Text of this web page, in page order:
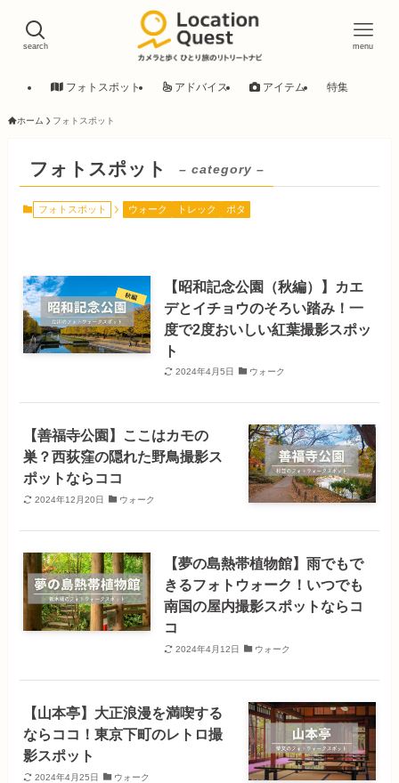
search menu
フォトスポット アドバイス アイテム 特集
ホーム フォトスポット
フォトスポット – category –
フォトスポット ウォーク トレック ポタ
【昭和記念公園（秋編）】カエ
デとイチョウのそろい踏み！一
度で2度おいしい紅葉撮影スポッ
ト
2024年4月5日 ウォーク
【善福寺公園】ここはカモの
巣？西荻窪の隠れた野鳥撮影ス
ポットならココ
2024年12月20日 ウォーク
【夢の島熱帯植物館】雨でもで
きるフォトウォーク！いつでも
南国の屋内撮影スポットならコ
コ
2024年4月12日 ウォーク
【山本亭】大正浪漫を満喫する
ならココ！東京下町のレトロ撮
影スポット
2024年4月25日 ウォーク